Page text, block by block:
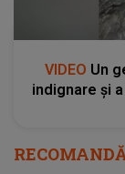
VIDEO Un
indignare și